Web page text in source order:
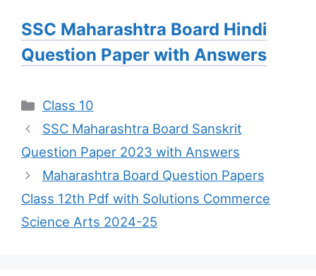
SSC Maharashtra Board Hindi
Question Paper with Answers
Categories
Class 10
SSC Maharashtra Board Sanskrit
Question Paper 2023 with Answers
Maharashtra Board Question Papers
Class 12th Pdf with Solutions Commerce
Science Arts 2024-25